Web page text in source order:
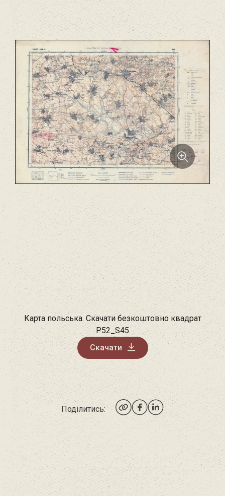
Карта польська. Скачати безкоштовно квадрат
P52_S45
Скачати
Поділитись: